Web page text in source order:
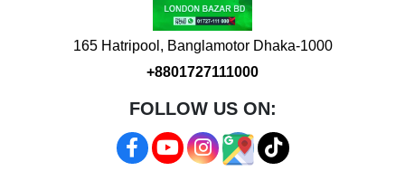
165 Hatripool, Banglamotor Dhaka-1000
+8801727111000
FOLLOW US ON: